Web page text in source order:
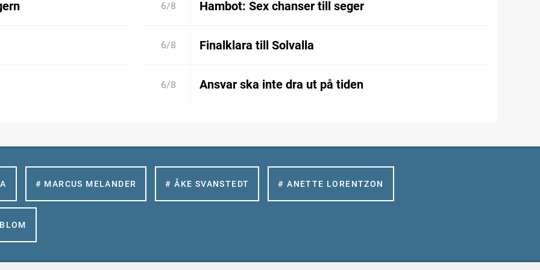
6/8 Hambot: Sex chanser till seger
6/8 Finalklara till Solvalla
6/8 Ansvar ska inte dra ut på tiden
# MARCUS MELANDER # ÅKE SVANSTEDT # ANETTE LORENTZON